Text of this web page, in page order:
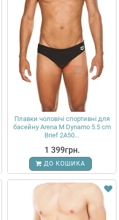
Плавки чоловічі спортивні для
басейну Arena M Dynamo 5.5 cm
Brief 2A50...
1 399грн.
ДО КОШИКА